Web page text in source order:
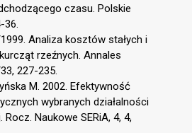
czasu. Polskie
36.
Analiza kosztów stałych i
rzeźnych. Annales
227-235.
M. 2002. Efektywność
wybranych działalności
Naukowe SERiA, 4, 4,